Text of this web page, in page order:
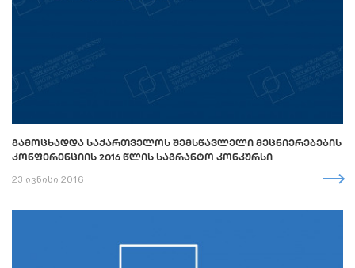
ᲒᲐᲛᲝᲪᲮᲐᲓᲓᲐ ᲡᲐᲥᲐᲠᲗᲕᲔᲚᲝᲡ ᲨᲔᲛᲡᲬᲐᲕᲚᲔᲚᲘ ᲛᲔᲪᲜᲘᲔᲠᲔᲑᲔᲑᲘᲡ
ᲙᲝᲜᲤᲔᲠᲔᲜᲪᲘᲘᲡ 2016 ᲬᲚᲘᲡ ᲡᲐᲒᲠᲐᲜᲢᲝ ᲙᲝᲜᲙᲣᲠᲡᲘ
23 ივნისი 2016